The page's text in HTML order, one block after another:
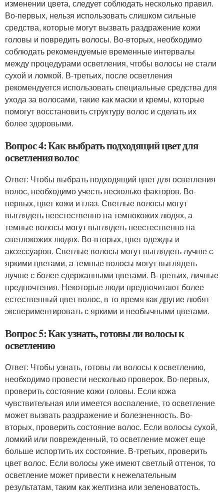
изменении цвета, следует соблюдать несколько правил.
Во-первых, нельзя использовать слишком сильные
средства, которые могут вызвать раздражение кожи
головы и повредить волосы. Во-вторых, необходимо
соблюдать рекомендуемые временные интервалы
между процедурами осветления, чтобы волосы не стали
сухой и ломкой. В-третьих, после осветления
рекомендуется использовать специальные средства для
ухода за волосами, такие как маски и кремы, которые
помогут восстановить структуру волос и сделать их
более здоровыми.
Вопрос 4: Как выбрать подходящий цвет для
осветления волос
Ответ: Чтобы выбрать подходящий цвет для осветления
волос, необходимо учесть несколько факторов. Во-
первых, цвет кожи и глаз. Светлые волосы могут
выглядеть неестественно на темнокожих людях, а
темные волосы могут выглядеть неестественно на
светлокожих людях. Во-вторых, цвет одежды и
аксессуаров. Светлые волосы могут выглядеть лучше с
яркими цветами, а темные волосы могут выглядеть
лучше с более сдержанными цветами. В-третьих, личные
предпочтения. Некоторые люди предпочитают более
естественный цвет волос, в то время как другие любят
экспериментировать с яркими и необычными цветами.
Вопрос 5: Как узнать, готовы ли волосы к
осветлению
Ответ: Чтобы узнать, готовы ли волосы к осветлению,
необходимо провести несколько проверок. Во-первых,
проверить состояние кожи головы. Если кожа
чувствительная или имеется воспаление, то осветление
может вызвать раздражение и болезненность. Во-
вторых, проверить состояние волос. Если волосы сухой,
ломкий или поврежденный, то осветление может еще
больше испортить их состояние. В-третьих, проверить
цвет волос. Если волосы уже имеют светлый оттенок, то
осветление может привести к нежелательным
результатам, таким как желтизна или зеленоватость.